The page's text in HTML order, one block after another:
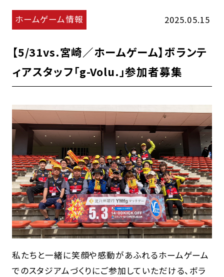
ホームゲーム情報 2025.05.15
【5/31vs.宮崎／ホームゲーム】ボランテ
ィアスタッフ「g-Volu.」参加者募集
私たちと一緒に笑顔や感動があふれるホームゲーム
でのスタジアムづくりにご参加していただける、ボラ